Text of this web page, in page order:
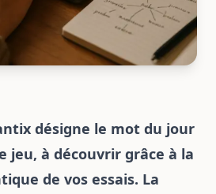
désigne le mot du jour
jeu, à découvrir grâce à la
de vos essais. La